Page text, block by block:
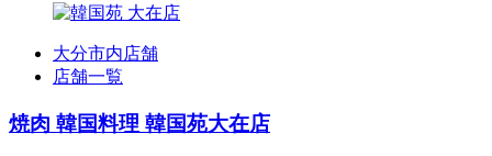
大分市内店舗
店舗一覧
焼肉 韓国料理 韓国苑大在店